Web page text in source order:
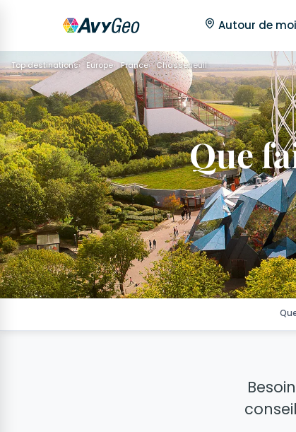
Autour de moi
Top destinations Europe France Chasseneuil
Que